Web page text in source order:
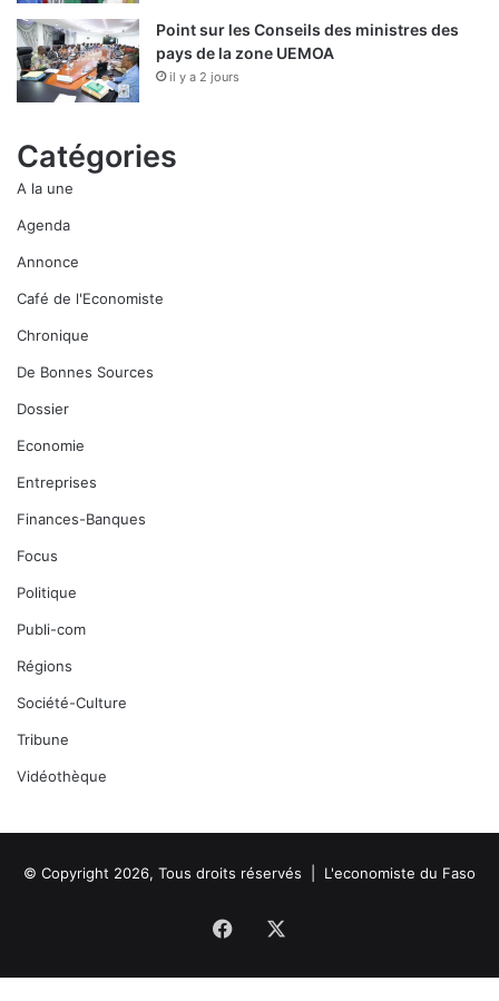
Point sur les Conseils des ministres des
pays de la zone UEMOA
il y a 2 jours
Catégories
A la une
Agenda
Annonce
Café de l'Economiste
Chronique
De Bonnes Sources
Dossier
Economie
Entreprises
Finances-Banques
Focus
Politique
Publi-com
Régions
Société-Culture
Tribune
Vidéothèque
© Copyright 2026, Tous droits réservés | L'economiste du Faso
Facebook